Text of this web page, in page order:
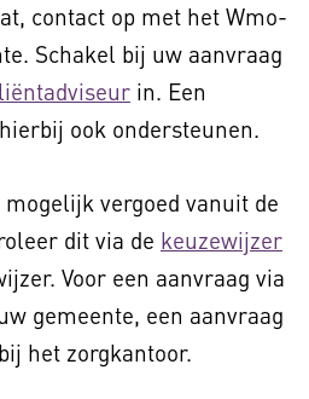
contact op met het Wmo-
Schakel bij uw aanvraag
in. Een
ook ondersteunen.
vergoed vanuit de
dit via de keuzewijzer
Voor een aanvraag via
gemeente, een aanvraag
het zorgkantoor.